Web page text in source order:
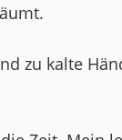
zu kalte